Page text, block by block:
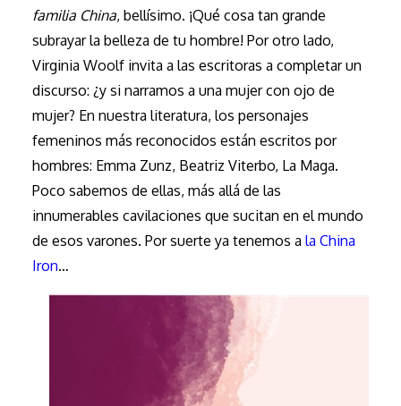
familia China, bellísimo. ¡Qué cosa tan grande
subrayar la belleza de tu hombre! Por otro lado,
Virginia Woolf invita a las escritoras a completar un
discurso: ¿y si narramos a una mujer con ojo de
mujer? En nuestra literatura, los personajes
femeninos más reconocidos están escritos por
hombres: Emma Zunz, Beatriz Viterbo, La Maga.
Poco sabemos de ellas, más allá de las
innumerables cavilaciones que sucitan en el mundo
de esos varones. Por suerte ya tenemos a la China
Iron…